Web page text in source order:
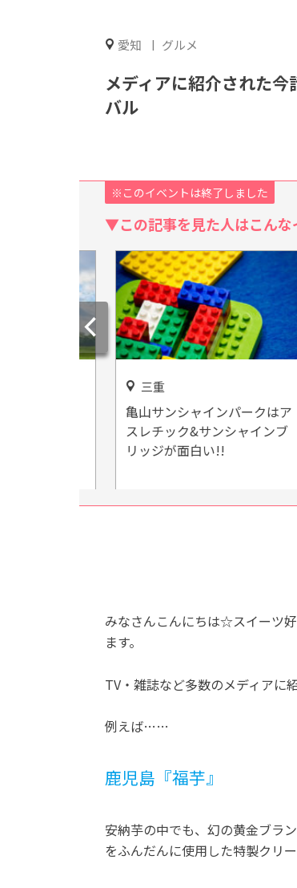
愛知 グルメ
メディアに紹介された
バル
※このイベントは終了しました
▼この記事を見た人はこんな
三重
亀山サンシャインパークはア
スレチック&サンシャインブ
リッジが面白い!!
みなさんこんにちは☆スイーツ
ます。
TV・雑誌など多数のメディアに
例えば……
鹿児島『福芋』
安納芋の中でも、幻の黄金ブラ
をふんだんに使用した特製クリ